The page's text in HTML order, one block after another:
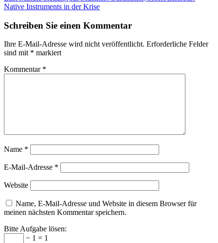
Native Instruments in der Krise
Schreiben Sie einen Kommentar
Ihre E-Mail-Adresse wird nicht veröffentlicht. Erforderliche Felder
sind mit * markiert
Kommentar *
Name *
E-Mail-Adresse *
Website
Name, E-Mail-Adresse und Website in diesem Browser für
meinen nächsten Kommentar speichern.
Bitte Aufgabe lösen:
− 1 = 1